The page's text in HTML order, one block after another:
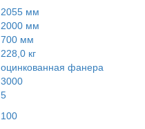
2055 мм
2000 мм
700 мм
228,0 кг
оцинкованная фанера
3000
5
100